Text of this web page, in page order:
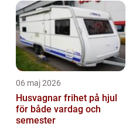
06 maj 2026
Husvagnar frihet på hjul
för både vardag och
semester